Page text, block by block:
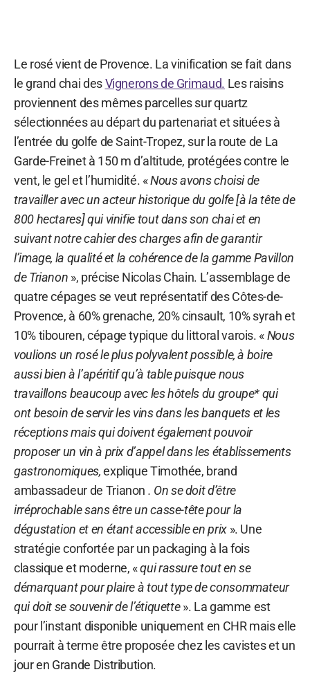
Le rosé vient de Provence. La vinification se fait dans
le grand chai desVignerons de Grimaud. Les raisins
proviennent des mêmes parcelles sur quartz
sélectionnées au départ du partenariat et situées à
l’entrée du golfe de Saint-Tropez, sur la route de La
Garde-Freinet à 150 m d’altitude, protégées contre le
vent, le gel et l’humidité. «Nous avons choisi de
travailler avec un acteur historique du golfe [à la tête de
800 hectares] qui vinifie tout dans son chai et en
suivant notre cahier des charges afin de garantir
l’image, la qualité et la cohérence de la gamme Pavillon
de Trianon », précise Nicolas Chain. L’assemblage de
quatre cépages se veut représentatif des Côtes-de-
Provence, à 60% grenache, 20% cinsault, 10% syrah et
10% tibouren, cépage typique du littoral varois. «Nous
voulions un rosé le plus polyvalent possible, à boire
aussi bien à l’apéritif qu’à table puisque nous
travaillons beaucoup avec les hôtels du groupe* qui
ont besoin de servir les vins dans les banquets et les
réceptions mais qui doivent également pouvoir
proposer un vin à prix d’appel dans les établissements
gastronomiques,explique Timothée, brand
ambassadeur de Trianon . On se doit d’être
irréprochable sans être un casse-tête pour la
dégustation et en étant accessible en prix». Une
stratégie confortée par un packaging à la fois
classique et moderne, «qui rassure tout en se
démarquant pour plaire à tout type de consommateur
qui doit se souvenir de l’étiquette». La gamme est
pour l’instant disponible uniquement en CHR mais elle
pourrait à terme être proposée chez les cavistes et un
jour en Grande Distribution.